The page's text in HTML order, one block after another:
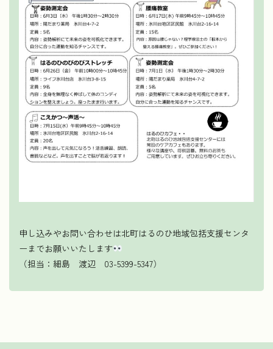
申し込みやお問い合わせは北町はるのひ地域包括支援センタ
ーまでお願いいたします
（担当：細島 渡辺 03-5399-5347）